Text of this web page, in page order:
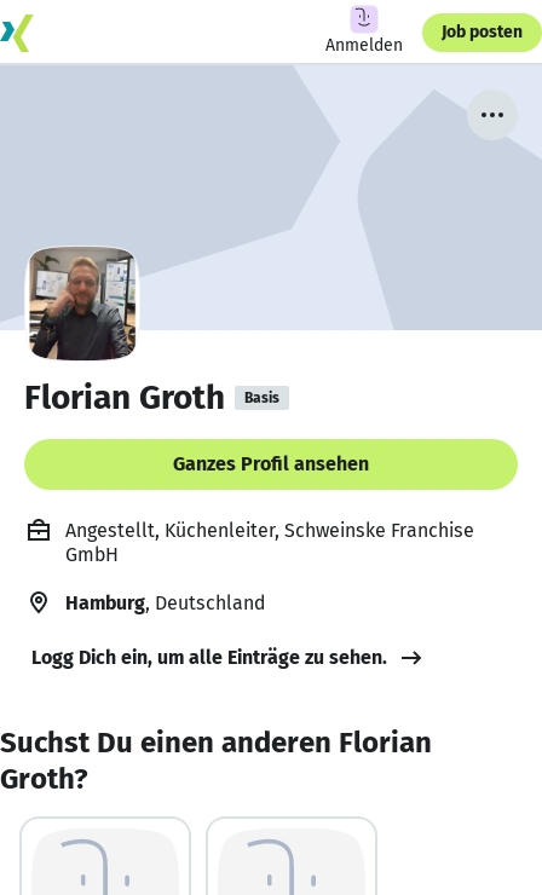
Anmelden
Job posten
Florian Groth Basis
Ganzes Profil ansehen
Angestellt, Küchenleiter, Schweinske Franchise
GmbH
Hamburg, Deutschland
Logg Dich ein, um alle Einträge zu sehen.
Suchst Du einen anderen Florian
Groth?